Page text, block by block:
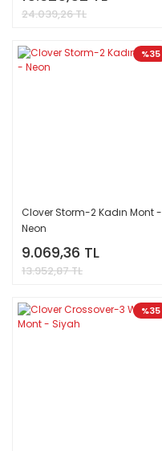
24.039,26 TL
%35
Clover Storm-2 Kadın Mont -
Neon
9.069,36 TL
13.952,87 TL
%35